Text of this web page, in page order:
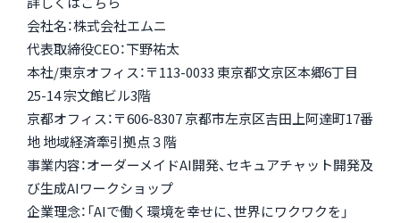
会社名：株式会社エムニ
代表取締役CEO：下野祐太
本社/東京オフィス：〒113-0033 東京都文京区本郷6丁目
25-14 宗文館ビル3階
京都オフィス：〒606-8307 京都市左京区吉田上阿達町17番
地 地域経済牽引拠点３階
事業内容：オーダーメイドAI開発、セキュアチャット開発及
び生成AIワークショップ
企業理念：「AIで働く環境を幸せに、世界にワクワクを」